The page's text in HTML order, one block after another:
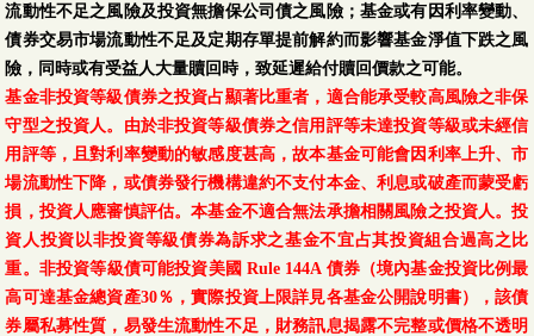
第一金全球水電瓦斯
及基礎建設收益基金-
I類型-累積型
(本基金之配息來源可
能為本金)
08/05 20.00 -0.24 -1.19 %
第一金全球水電瓦斯
及基礎建設收益基金-
累積型-新臺幣-N
(本基金之配息來源可
能為本金)
08/05 19.09 -0.22 -1.14 %
流動性不足之風險及投資無擔保公司債之風險；基金或有因利率變動、
債券交易市場流動性不足及定期存單提前解約而影響基金淨值下跌之風
險，同時或有受益人大量贖回時，致延遲給付贖回價款之可能。
基金非投資等級債券之投資占顯著比重者，適合能承受較高風險之非保
守型之投資人。由於非投資等級債券之信用評等未達投資等級或未經信
用評等，且對利率變動的敏感度甚高，故本基金可能會因利率上升、市
場流動性下降，或債券發行機構違約不支付本金、利息或破產而蒙受虧
損，投資人應審慎評估。本基金不適合無法承擔相關風險之投資人。投
資人投資以非投資等級債券為訴求之基金不宜占其投資組合過高之比
重。非投資等級債可能投資美國 Rule 144A 債券（境內基金投資比例最
高可達基金總資產30％，實際投資上限詳見各基金公開說明書），該債
券屬私募性質，易發生流動性不足，財務訊息揭露不完整或價格不透明